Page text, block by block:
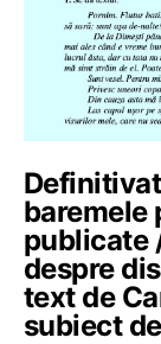
baremele
publicate
despre
text de
subiect